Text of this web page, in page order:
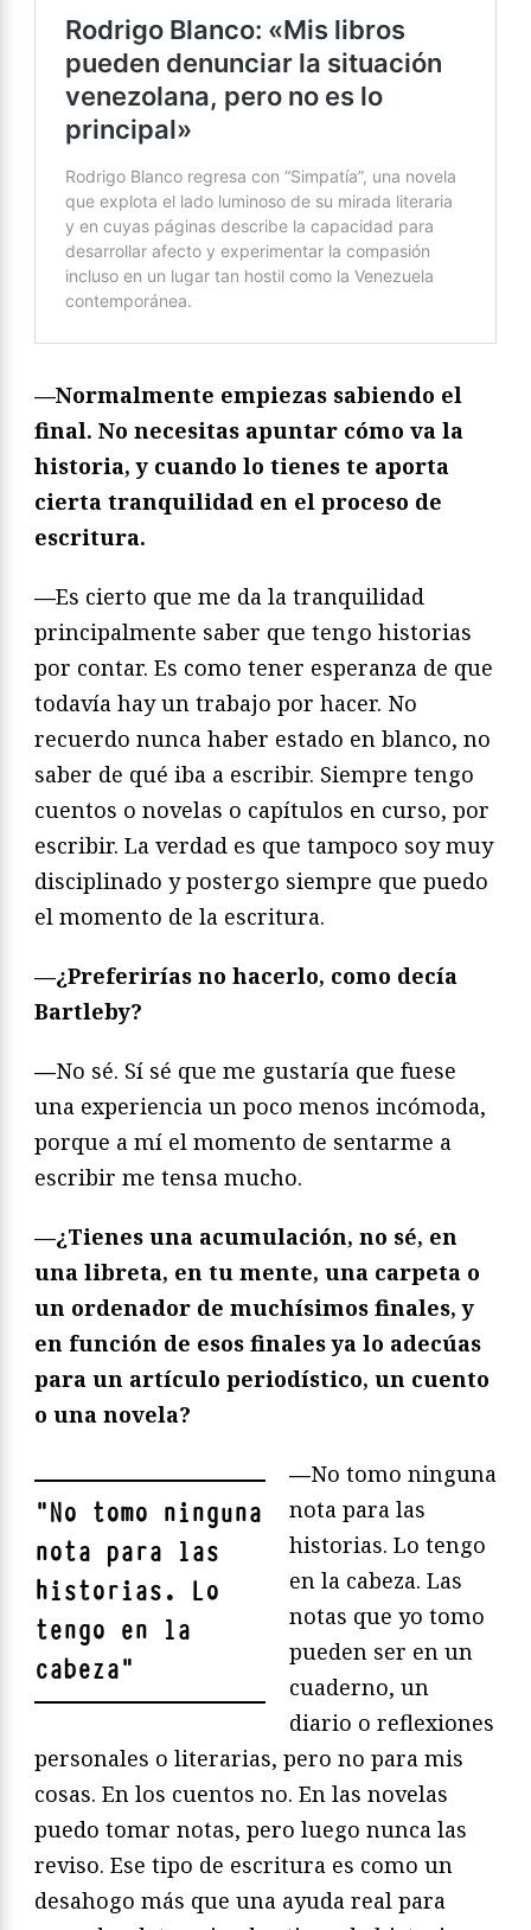
—Normalmente empiezas sabiendo el
final. No necesitas apuntar cómo va la
historia, y cuando lo tienes te aporta
cierta tranquilidad en el proceso de
escritura.
—Es cierto que me da la tranquilidad
principalmente saber que tengo historias
por contar. Es como tener esperanza de que
todavía hay un trabajo por hacer. No
recuerdo nunca haber estado en blanco, no
saber de qué iba a escribir. Siempre tengo
cuentos o novelas o capítulos en curso, por
escribir. La verdad es que tampoco soy muy
disciplinado y postergo siempre que puedo
el momento de la escritura.
—¿Preferirías no hacerlo, como decía
Bartleby?
—No sé. Sí sé que me gustaría que fuese
una experiencia un poco menos incómoda,
porque a mí el momento de sentarme a
escribir me tensa mucho.
—¿Tienes una acumulación, no sé, en
una libreta, en tu mente, una carpeta o
un ordenador de muchísimos finales, y
en función de esos finales ya lo adecúas
para un artículo periodístico, un cuento
o una novela?
"No tomo ninguna
nota para las
historias. Lo
tengo en la
cabeza"
—No tomo ninguna
nota para las
historias. Lo tengo
en la cabeza. Las
notas que yo tomo
pueden ser en un
cuaderno, un
diario o reflexiones
personales o literarias, pero no para mis
cosas. En los cuentos no. En las novelas
puedo tomar notas, pero luego nunca las
reviso. Ese tipo de escritura es como un
desahogo más que una ayuda real para